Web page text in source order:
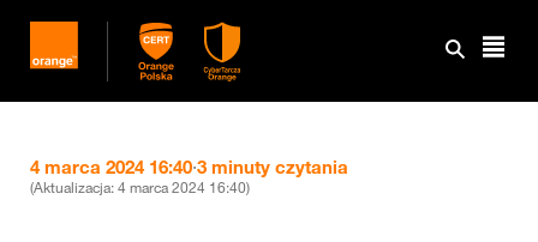
4 marca 2024 16:40·3 minuty czytania
(Aktualizacja:4 marca 2024 16:40)